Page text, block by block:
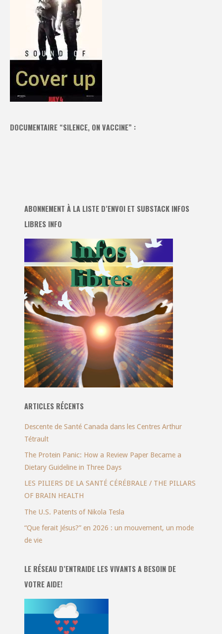
DOCUMENTAIRE “SILENCE, ON VACCINE” :
ABONNEMENT À LA LISTE D’ENVOI ET SUBSTACK INFOS
LIBRES INFO
ARTICLES RÉCENTS
Descente de Santé Canada dans les Centres Arthur
Tétrault
The Protein Panic: How a Review Paper Became a
Dietary Guideline in Three Days
LES PILIERS DE LA SANTÉ CÉRÉBRALE / THE PILLARS
OF BRAIN HEALTH
The U.S. Patents of Nikola Tesla
“Que ferait Jésus?” en 2026 : un mouvement, un mode
de vie
LE RÉSEAU D’ENTRAIDE LES VIVANTS A BESOIN DE
VOTRE AIDE!